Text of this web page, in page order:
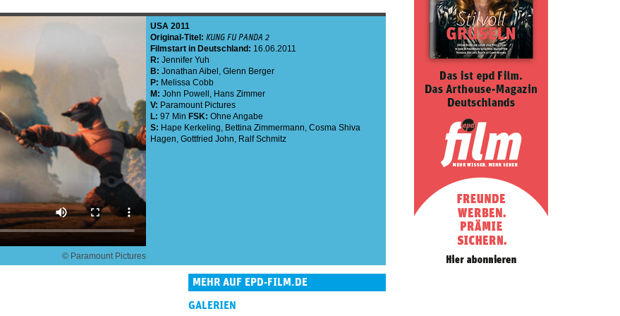
© Paramount Pictures
USA 2011
Original-Titel: KUNG FU PANDA 2
Filmstart in Deutschland: 16.06.2011
R: Jennifer Yuh
B: Jonathan Aibel , Glenn Berger
P: Melissa Cobb
M: John Powell , Hans Zimmer
V: Paramount Pictures
L: 97 Min FSK: Ohne Angabe
S: Hape Kerkeling, Bettina Zimmermann, Cosma Shiva
Hagen, Gottfried John, Ralf Schmitz
MEHR AUF EPD-FILM.DE
GALERIEN